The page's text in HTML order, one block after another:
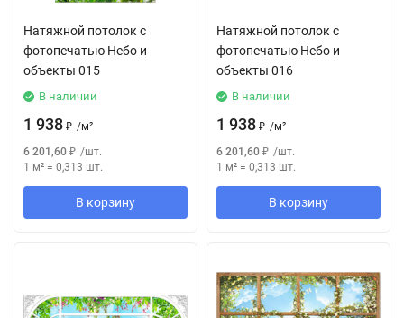
Натяжной потолок с
фотопечатью Небо и
объекты 015
В наличии
1 938 ₽ /м²
6 201,60 ₽ /шт.
1 м² = 0,313 шт.
В корзину
Натяжной потолок с
фотопечатью Небо и
объекты 016
В наличии
1 938 ₽ /м²
6 201,60 ₽ /шт.
1 м² = 0,313 шт.
В корзину